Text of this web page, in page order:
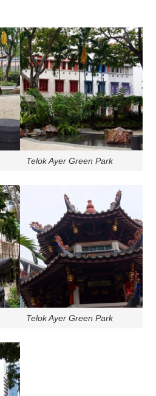
Telok Ayer Green Park
Telok Ayer Green Park